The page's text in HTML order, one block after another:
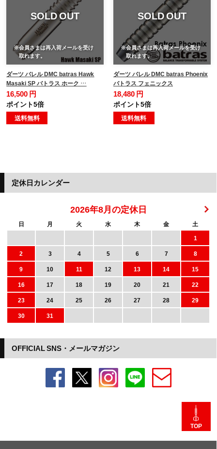
SOLD OUT
※会員さまは再入荷メールを受け
取れます。
ダーツ バレル DMC batras Hawk
Masaki SP バトラス ホーク …
16,500 円
ポイント5倍
送料無料
SOLD OUT
※会員さまは再入荷メールを受け
取れます。
ダーツ バレル DMC batras Phoenix
バトラス フェニックス
18,480 円
ポイント5倍
送料無料
OFFICIAL SNS・メールマガジン
定休日カレンダー
2026年8月の定休日
日 月 火 水 木 金
土
1
2
3 4 5 6 7
8
9
10 11 12 13 14
15
16
17 18 19 20 21
22
23
24 25 26 27 28
29
30
31
TOP